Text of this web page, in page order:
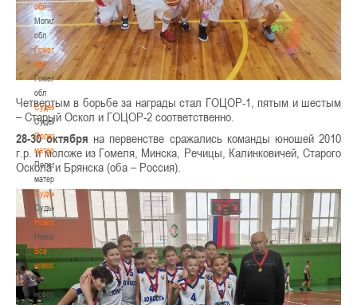
обл
Могилевская
обл
Гомельская
обл
Гомельская
обл
Судейство
Судейство
Полезные
материалы
Полезные
материалы
Судьи
Судьи
Новости
Новости
Все
новости
Все
новости
Четвертым в борьбе за награды стал ГОЦОР-1, пятым и шестым
– Старый Оскол и ГОЦОР-2 соответственно.
28-30 октября на первенстве сражались команды юношей 2010
г.р. и моложе из Гомеля, Минска, Речицы, Калинковичей, Старого
Оскола и Брянска (оба – Россия).